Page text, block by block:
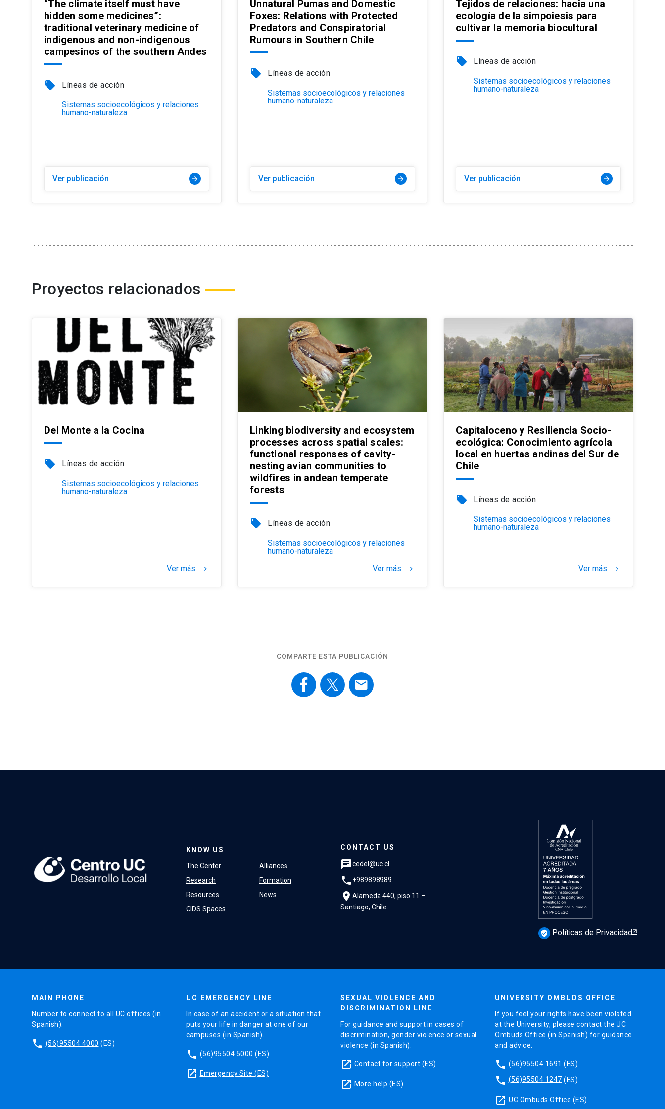
“The climate itself must have
hidden some medicines”:
traditional veterinary medicine of
indigenous and non-indigenous
campesinos of the southern Andes
local_offer Líneas de acción
Sistemas socioecológicos y relaciones
humano-naturaleza
Ver publicación arrow_forward
Unnatural Pumas and Domestic
Foxes: Relations with Protected
Predators and Conspiratorial
Rumours in Southern Chile
local_offer Líneas de acción
Sistemas socioecológicos y relaciones
humano-naturaleza
Ver publicación arrow_forward
Tejidos de relaciones: hacia una
ecología de la simpoiesis para
cultivar la memoria biocultural
local_offer Líneas de acción
Sistemas socioecológicos y relaciones
humano-naturaleza
Ver publicación arrow_forward
Proyectos relacionados
Del Monte a la Cocina
local_offer Líneas de acción
Sistemas socioecológicos y relaciones
humano-naturaleza
Ver más keyboard_arrow_right
Linking biodiversity and ecosystem
processes across spatial scales:
functional responses of cavity-
nesting avian communities to
wildfires in andean temperate
forests
local_offer Líneas de acción
Sistemas socioecológicos y relaciones
humano-naturaleza
Ver más
keyboard_arrow_right
Capitaloceno y Resiliencia Socio-
ecológica: Conocimiento agrícola
local en huertas andinas del Sur de
Chile
local_offer Líneas de acción
Sistemas socioecológicos y relaciones
humano-naturaleza
Ver más keyboard_arrow_right
COMPARTE ESTA PUBLICACIÓN
email
KNOW US
The Center
Research
Resources
CIDS Spaces
Alliances
Formation
News
CONTACT US
chatcedel@uc.cl
phone +989898989
location_on Alameda 440, piso 11 –
Santiago, Chile.
verified_user Políticas de Privacidad
MAIN PHONE
Number to connect to all UC offices (in
Spanish).
phone (56)95504 4000 (ES)
UC EMERGENCY LINE
In case of an accident or a situation that
puts your life in danger at one of our
campuses (in Spanish).
phone (56)95504 5000 (ES)
launch Emergency Site (ES)
SEXUAL VIOLENCE AND
DISCRIMINATION LINE
For guidance and support in cases of
discrimination, gender violence or sexual
violence (in Spanish).
launch Contact for support (ES)
launch More help (ES)
UNIVERSITY OMBUDS OFFICE
If you feel your rights have been violated
at the University, please contact the UC
Ombuds Office (in Spanish) for guidance
and advice.
phone (56)95504 1691 (ES)
phone (56)95504 1247 (ES)
launch UC Ombuds Office (ES)